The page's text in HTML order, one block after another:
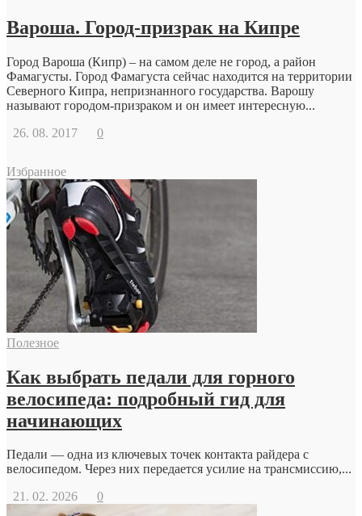
Вароша. Город-призрак на Кипре
Город Вароша (Кипр) – на самом деле не город, а район
Фамагусты. Город Фамагуста сейчас находится на территории
Северного Кипра, непризнанного государства. Варошу
называют городом-призраком и он имеет интересную...
26. 08. 2017
0
Избранное
Полезное
Как выбрать педали для горного
велосипеда: подробный гид для
начинающих
Педали — одна из ключевых точек контакта райдера с
велосипедом. Через них передается усилие на трансмиссию,...
21. 02. 2026
0